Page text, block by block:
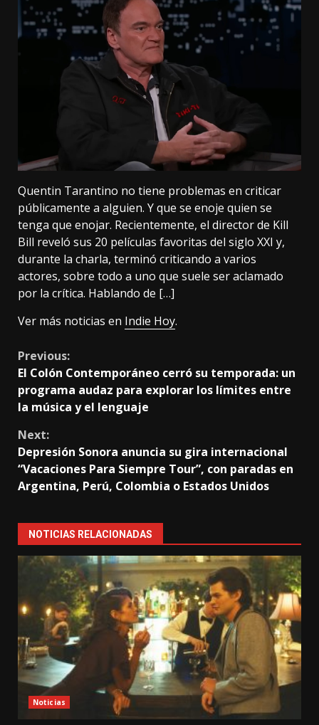
Quentin Tarantino no tiene problemas en criticar
públicamente a alguien. Y que se enoje quien se
tenga que enojar. Recientemente, el director de Kill
Bill reveló sus 20 películas favoritas del siglo XXI y,
durante la charla, terminó criticando a varios
actores, sobre todo a uno que suele ser aclamado
por la crítica. Hablando de […]
Ver más noticias en Indie Hoy.
Continue
Reading
Previous:
El Colón Contemporáneo cerró su temporada: un
programa audaz para explorar los límites entre
la música y el lenguaje
Next:
Depresión Sonora anuncia su gira internacional
“Vacaciones Para Siempre Tour”, con paradas en
Argentina, Perú, Colombia o Estados Unidos
NOTICIAS RELACIONADAS
Noticias